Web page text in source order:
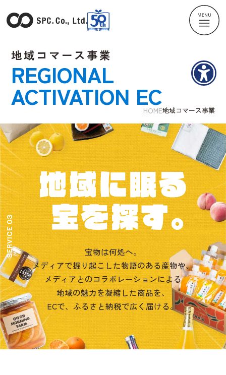
地域コマース事業
REGIONAL
ACTIVATION EC
HOME地域コマース事業
SERVICE 03
宝物は何処へ。
メディアで掘り起こした物語のある産物や、
メディアとのコラボレーションによる
地域の魅力を凝縮した商品を、
ECで、ふるさと納税で広く届ける。